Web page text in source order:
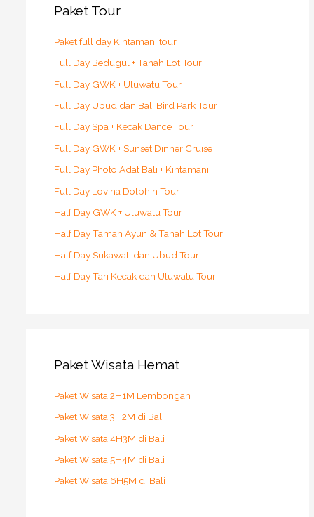
Paket Tour
Paket full day Kintamani tour
Full Day Bedugul + Tanah Lot Tour
Full Day GWK + Uluwatu Tour
Full Day Ubud dan Bali Bird Park Tour
Full Day Spa + Kecak Dance Tour
Full Day GWK + Sunset Dinner Cruise
Full Day Photo Adat Bali + Kintamani
Full Day Lovina Dolphin Tour
Half Day GWK + Uluwatu Tour
Half Day Taman Ayun & Tanah Lot Tour
Half Day Sukawati dan Ubud Tour
Half Day Tari Kecak dan Uluwatu Tour
Paket Wisata Hemat
Paket Wisata 2H1M Lembongan
Paket Wisata 3H2M di Bali
Paket Wisata 4H3M di Bali
Paket Wisata 5H4M di Bali
Paket Wisata 6H5M di Bali